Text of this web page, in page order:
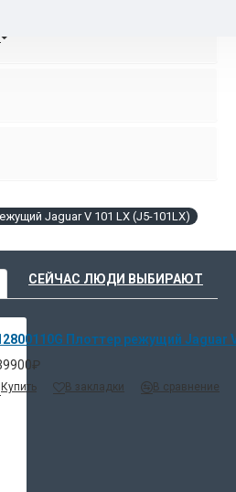
можно получить граммотную
отдела продаж по выбору
по запуску, подключением в
Jaguar V 101 LX (J5-101LX)
СЕЙЧАС ЛЮДИ ВЫБИРАЮТ
Плоттер режущий Jaguar
Купить В закладки В сравнение